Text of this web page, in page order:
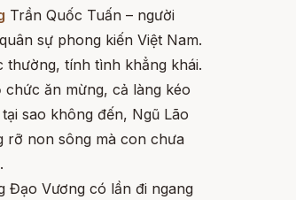
Trần Quốc Tuấn – người
sự phong kiến Việt Nam.
thường, tính tình khẳng khái.
ăn mừng, cả làng kéo
sao không đến, Ngũ Lão
rỡ non sông mà con chưa
Đạo Vương có lần đi ngang